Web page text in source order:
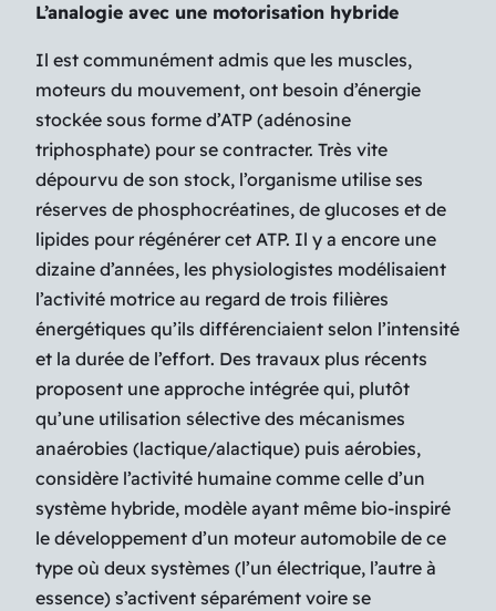
L’analogie avec une motorisation hybride
Il est communément admis que les muscles,
moteurs du mouvement, ont besoin d’énergie
stockée sous forme d’ATP (adénosine
triphosphate) pour se contracter. Très vite
dépourvu de son stock, l’organisme utilise ses
réserves de phosphocréatines, de glucoses et de
lipides pour régénérer cet ATP. Il y a encore une
dizaine d’années, les physiologistes modélisaient
l’activité motrice au regard de trois filières
énergétiques qu’ils différenciaient selon l’intensité
et la durée de l’effort. Des travaux plus récents
proposent une approche intégrée qui, plutôt
qu’une utilisation sélective des mécanismes
anaérobies (lactique/alactique) puis aérobies,
considère l’activité humaine comme celle d’un
système hybride, modèle ayant même bio-inspiré
le développement d’un moteur automobile de ce
type où deux systèmes (l’un électrique, l’autre à
essence) s’activent séparément voire se